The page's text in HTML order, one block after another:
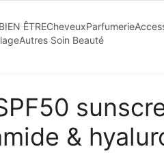
ÊTRECheveuxParfumerie
Autres Soin Beauté
&